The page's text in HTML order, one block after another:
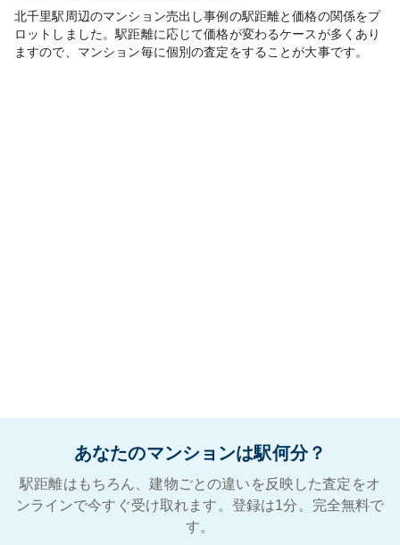
北千里駅周辺のマンション売出し事例の駅距離と価格の関係をプ
ロットしました。駅距離に応じて価格が変わるケースが多くあり
ますので、マンション毎に個別の査定をすることが大事です。
あなたのマンションは駅何分？
駅距離はもちろん、建物ごとの違いを反映した査定をオ
ンラインで今すぐ受け取れます。登録は1分。完全無料で
す。